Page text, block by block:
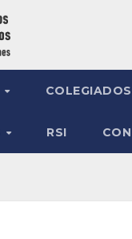
COLEGIADOS
RSI